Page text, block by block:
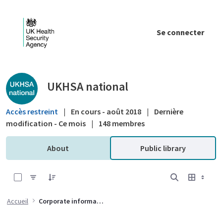
Se connecter
Public library - UKHSA national
UKHSA national
Accès restreint | En cours - août 2018 |
Dernière
modification - Ce mois | 148 membres
About Public library
Accueil Corporate information